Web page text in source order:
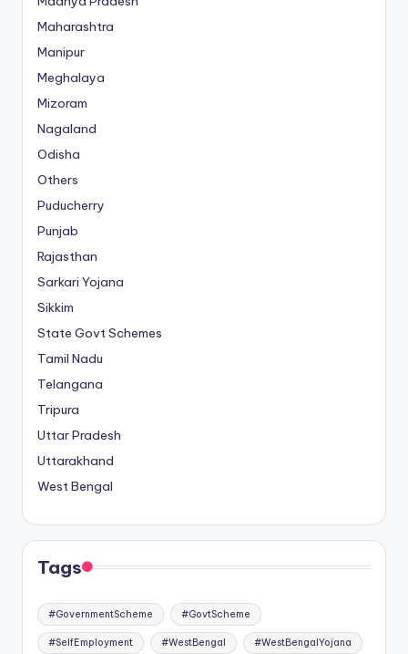
Maharashtra
Manipur
Meghalaya
Mizoram
Nagaland
Odisha
Others
Puducherry
Punjab
Rajasthan
Sarkari Yojana
Sikkim
State Govt Schemes
Tamil Nadu
Telangana
Tripura
Uttar Pradesh
Uttarakhand
West Bengal
Tags
#GovernmentScheme #GovtScheme
#SelfEmployment #WestBengal #WestBengalYojana